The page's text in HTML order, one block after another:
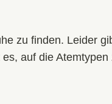
zu finden. Leider
auf die